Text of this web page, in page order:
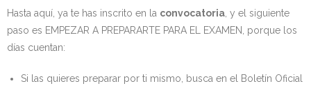
Hasta aquí, ya te has inscrito en la convocatoria, y el siguiente
paso es EMPEZAR A PREPARARTE PARA EL EXAMEN, porque los
días cuentan:
Si las quieres preparar por ti mismo, busca en el Boletín Oficial